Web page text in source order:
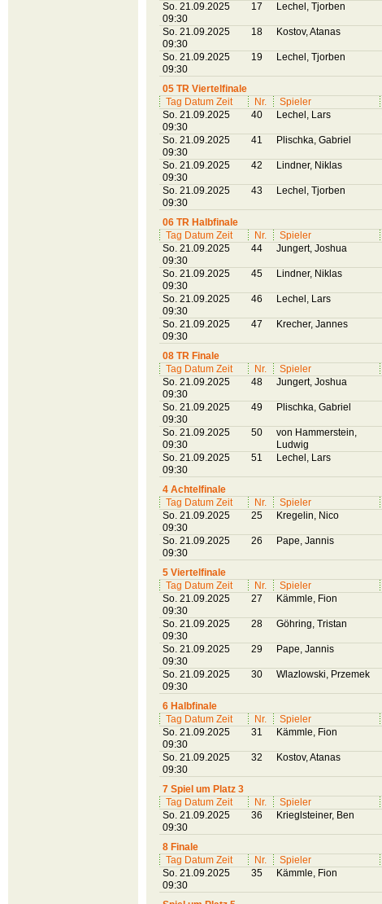
So. 21.09.2025
09:30
17 Lechel, Tjorben
So. 21.09.2025
09:30
18 Kostov, Atanas
So. 21.09.2025
09:30
19 Lechel, Tjorben
05 TR Viertelfinale
Tag Datum Zeit
Nr. Spieler
So. 21.09.2025
09:30
40 Lechel, Lars
So. 21.09.2025
09:30
41 Plischka, Gabriel
So. 21.09.2025
09:30
42 Lindner, Niklas
So. 21.09.2025
09:30
43 Lechel, Tjorben
06 TR Halbfinale
Tag Datum Zeit
Nr. Spieler
So. 21.09.2025
09:30
44 Jungert, Joshua
So. 21.09.2025
09:30
45 Lindner, Niklas
So. 21.09.2025
09:30
46 Lechel, Lars
So. 21.09.2025
09:30
47 Krecher, Jannes
08 TR Finale
Tag Datum Zeit
Nr. Spieler
So. 21.09.2025
09:30
48 Jungert, Joshua
So. 21.09.2025
09:30
49 Plischka, Gabriel
So. 21.09.2025
09:30
50
von Hammerstein,
Ludwig
So. 21.09.2025
09:30
51 Lechel, Lars
4 Achtelfinale
Tag Datum Zeit
Nr. Spieler
So. 21.09.2025
09:30
25 Kregelin, Nico
So. 21.09.2025
09:30
26 Pape, Jannis
5 Viertelfinale
Tag Datum Zeit
Nr. Spieler
So. 21.09.2025
09:30
27 Kämmle, Fion
So. 21.09.2025
09:30
28 Göhring, Tristan
So. 21.09.2025
09:30
29 Pape, Jannis
So. 21.09.2025
09:30
30 Wlazlowski, Przemek
6 Halbfinale
Tag Datum Zeit
Nr. Spieler
So. 21.09.2025
09:30
31 Kämmle, Fion
So. 21.09.2025
09:30
32 Kostov, Atanas
7 Spiel um Platz 3
Tag Datum Zeit
Nr. Spieler
So. 21.09.2025
09:30
36 Krieglsteiner, Ben
8 Finale
Tag Datum Zeit
Nr. Spieler
So. 21.09.2025
09:30
35 Kämmle, Fion